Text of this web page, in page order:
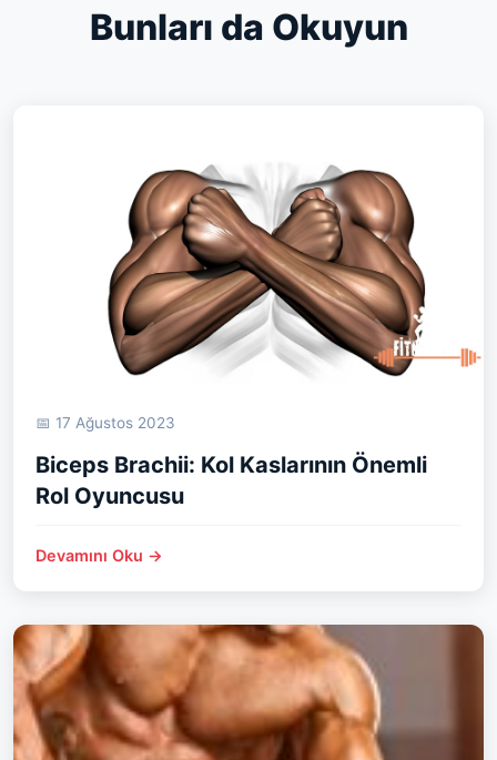
Bunları da Okuyun
📅 17 Ağustos 2023
Biceps Brachii: Kol Kaslarının Önemli
Rol Oyuncusu
Devamını Oku →